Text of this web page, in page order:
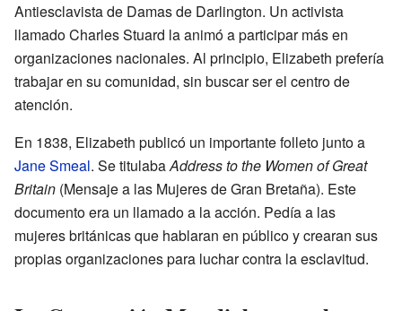
Antiesclavista de Damas de Darlington. Un activista
llamado Charles Stuard la animó a participar más en
organizaciones nacionales. Al principio, Elizabeth prefería
trabajar en su comunidad, sin buscar ser el centro de
atención.
En 1838, Elizabeth publicó un importante folleto junto a
Jane Smeal. Se titulabaAddress to the Women of Great
Britain (Mensaje a las Mujeres de Gran Bretaña). Este
documento era un llamado a la acción. Pedía a las
mujeres británicas que hablaran en público y crearan sus
propias organizaciones para luchar contra la esclavitud.